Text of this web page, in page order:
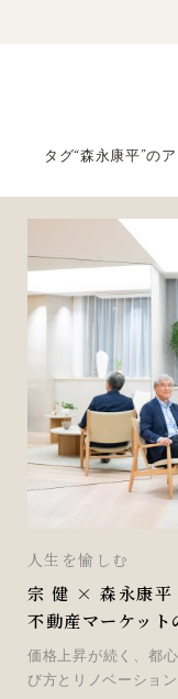
タグ“森永康平”の
人生を愉しむ
宗 健 × 森永康平
不動産マーケット
価格上昇が続く、都
び方とリノベーショ